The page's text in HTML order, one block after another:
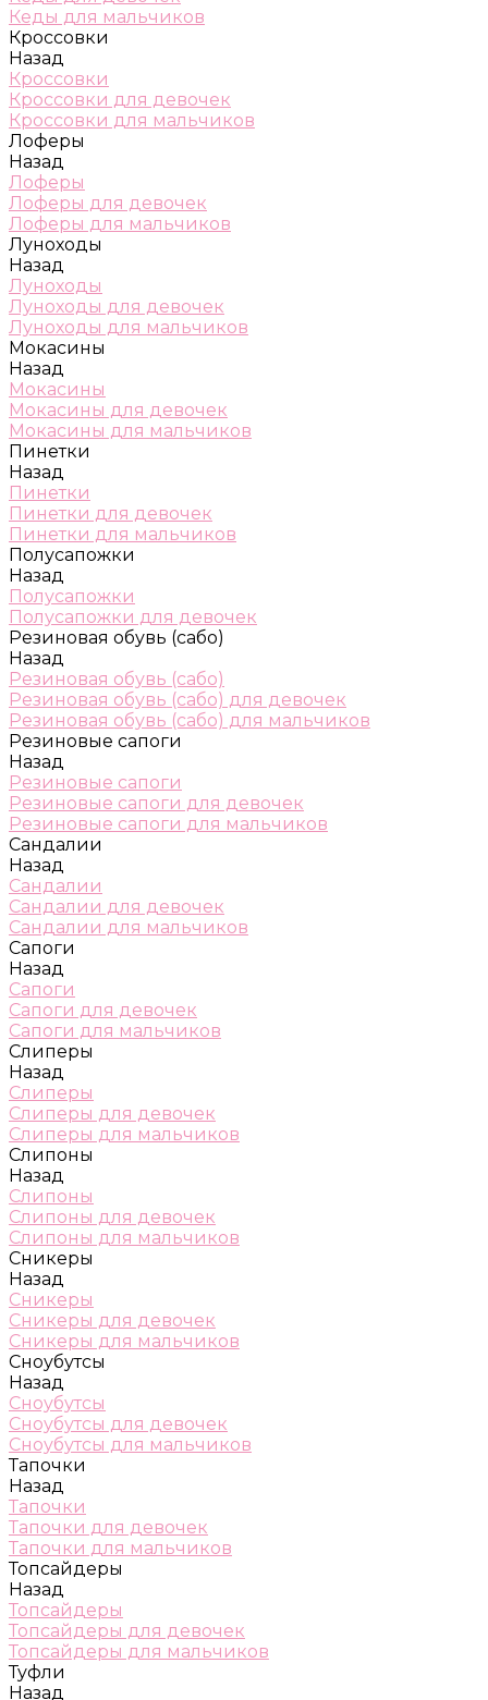
Кеды для мальчиков
Кроссовки
Назад
Кроссовки
Кроссовки для девочек
Кроссовки для мальчиков
Лоферы
Назад
Лоферы
Лоферы для девочек
Лоферы для мальчиков
Луноходы
Назад
Луноходы
Луноходы для девочек
Луноходы для мальчиков
Мокасины
Назад
Мокасины
Мокасины для девочек
Мокасины для мальчиков
Пинетки
Назад
Пинетки
Пинетки для девочек
Пинетки для мальчиков
Полусапожки
Назад
Полусапожки
Полусапожки для девочек
Резиновая обувь (сабо)
Назад
Резиновая обувь (сабо)
Резиновая обувь (сабо) для девочек
Резиновая обувь (сабо) для мальчиков
Резиновые сапоги
Назад
Резиновые сапоги
Резиновые сапоги для девочек
Резиновые сапоги для мальчиков
Сандалии
Назад
Сандалии
Сандалии для девочек
Сандалии для мальчиков
Сапоги
Назад
Сапоги
Сапоги для девочек
Сапоги для мальчиков
Слиперы
Назад
Слиперы
Слиперы для девочек
Слиперы для мальчиков
Слипоны
Назад
Слипоны
Слипоны для девочек
Слипоны для мальчиков
Сникеры
Назад
Сникеры
Сникеры для девочек
Сникеры для мальчиков
Сноубутсы
Назад
Сноубутсы
Сноубутсы для девочек
Сноубутсы для мальчиков
Тапочки
Назад
Тапочки
Тапочки для девочек
Тапочки для мальчиков
Топсайдеры
Назад
Топсайдеры
Топсайдеры для девочек
Топсайдеры для мальчиков
Туфли
Назад